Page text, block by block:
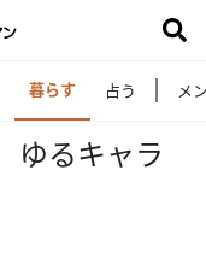
暮らす 占う メ
ゆるキャラ